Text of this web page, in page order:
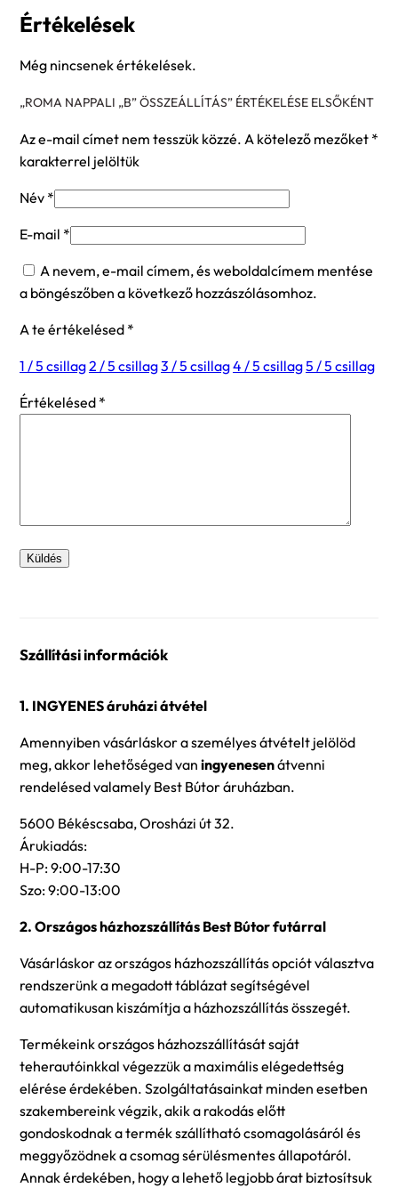
Értékelések
Még nincsenek értékelések.
„ROMA NAPPALI „B” ÖSSZEÁLLÍTÁS” ÉRTÉKELÉSE ELSŐKÉNT
Az e-mail címet nem tesszük közzé. A kötelező mezőket *
karakterrel jelöltük
Név *
E-mail *
A nevem, e-mail címem, és weboldalcímem mentése
a böngészőben a következő hozzászólásomhoz.
A te értékelésed *
1 / 5 csillag2 / 5 csillag3 / 5 csillag4 / 5 csillag5 / 5 csillag
Értékelésed *
Szállítási információk
1. INGYENES áruházi átvétel
Amennyiben vásárláskor a személyes átvételt jelölöd
meg, akkor lehetőséged van ingyenesenátvenni
rendelésed valamely Best Bútor áruházban.
5600 Békéscsaba, Orosházi út 32.
Árukiadás:
H-P: 9:00-17:30
Szo: 9:00-13:00
2. Országos házhozszállítás Best Bútor futárral
Vásárláskor az országos házhozszállítás opciót választva
rendszerünk a megadott táblázat segítségével
automatikusan kiszámítja a házhozszállítás összegét.
Termékeink országos házhozszállítását saját
teherautóinkkal végezzük a maximális elégedettség
elérése érdekében. Szolgáltatásainkat minden esetben
szakembereink végzik, akik a rakodás előtt
gondoskodnak a termék szállítható csomagolásáról és
meggyőzödnek a csomag sérülésmentes állapotáról.
Annak érdekében, hogy a lehető legjobb árat biztosítsuk